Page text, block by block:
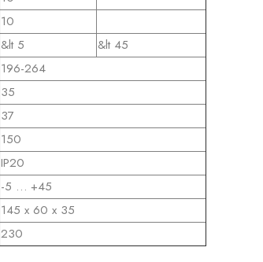
10
&lt 5
&lt 45
196-264
35
37
150
IP20
-5 … +45
145 x 60 x 35
230